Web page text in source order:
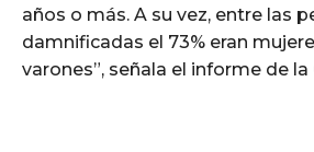
años o más. A su vez, entre las
damnificadas el 73% eran
varones”, señala el informe de la